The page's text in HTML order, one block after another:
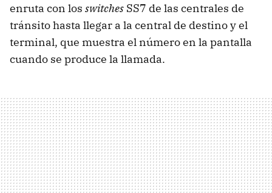
enruta con los switches SS7 de las centrales de
tránsito hasta llegar a la central de destino y el
terminal, que muestra el número en la pantalla
cuando se produce la llamada.